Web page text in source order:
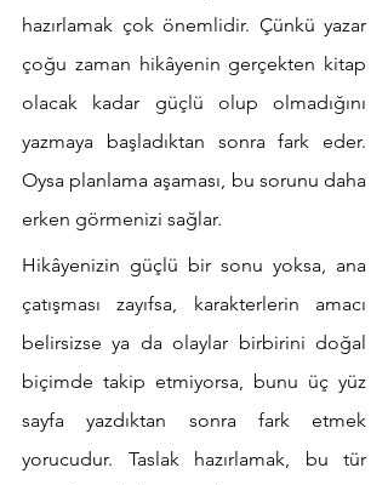
hazırlamak çok önemlidir. Çünkü yazar
çoğu zaman hikâyenin gerçekten kitap
olacak kadar güçlü olup olmadığını
yazmaya başladıktan sonra fark eder.
Oysa planlama aşaması, bu sorunu daha
erken görmenizi sağlar.
Hikâyenizin güçlü bir sonu yoksa, ana
çatışması zayıfsa, karakterlerin amacı
belirsizse ya da olaylar birbirini doğal
biçimde takip etmiyorsa, bunu üç yüz
sayfa yazdıktan sonra fark etmek
yorucudur. Taslak hazırlamak, bu tür